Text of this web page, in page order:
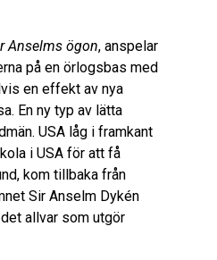
Anselms ögon, anspelar
på en örlogsbas med
en effekt av nya
En ny typ av lätta
USA låg i framkant
i USA för att få
kom tillbaka från
Sir Anselm Dykén
allvar som utgör